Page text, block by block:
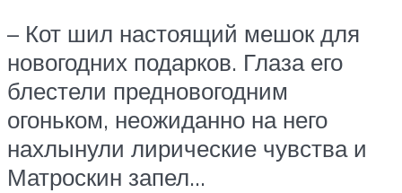
– Кот шил настоящий мешок для
новогодних подарков. Глаза его
блестели предновогодним
огоньком, неожиданно на него
нахлынули лирические чувства и
Матроскин запел…